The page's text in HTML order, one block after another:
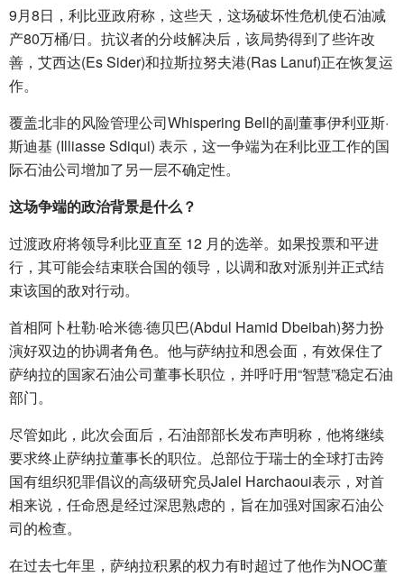
9月8日，利比亚政府称，这些天，这场破坏性危机使石油减
产80万桶/日。抗议者的分歧解决后，该局势得到了些许改
善，艾西达(Es Sider)和拉斯拉努夫港(Ras Lanuf)正在恢复运
作。
覆盖北非的风险管理公司Whispering Bell的副董事伊利亚斯·
斯迪基 (Illiasse Sdiqui) 表示，这一争端为在利比亚工作的国
际石油公司增加了另一层不确定性。
这场争端的政治背景是什么？
过渡政府将领导利比亚直至 12 月的选举。如果投票和平进
行，其可能会结束联合国的领导，以调和敌对派别并正式结
束该国的敌对行动。
首相阿卜杜勒·哈米德·德贝巴(Abdul Hamid Dbeibah)努力扮
演好双边的协调者角色。他与萨纳拉和恩会面，有效保住了
萨纳拉的国家石油公司董事长职位，并呼吁用“智慧”稳定石油
部门。
尽管如此，此次会面后，石油部部长发布声明称，他将继续
要求终止萨纳拉董事长的职位。总部位于瑞士的全球打击跨
国有组织犯罪倡议的高级研究员Jalel Harchaoui表示，对首
相来说，任命恩是经过深思熟虑的，旨在加强对国家石油公
司的检查。
在过去七年里，萨纳拉积累的权力有时超过了他作为NOC董